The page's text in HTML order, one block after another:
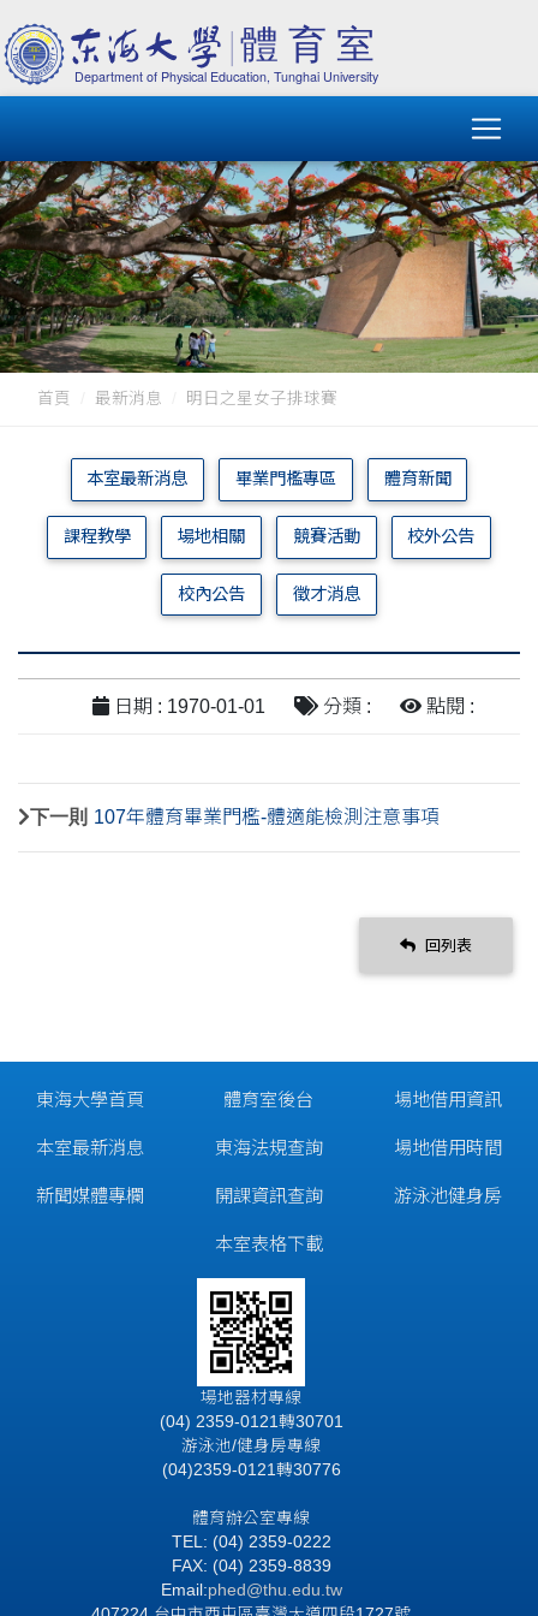
首頁 最新消息 明日之星女子排球賽
本室最新消息 畢業門檻專區 體育新聞
課程教學 場地相關 競賽活動 校外公告
校內公告 徵才消息
日期 : 1970-01-01 分類 : 點閱 :
下一則 107年體育畢業門檻-體適能檢測注意事項
回列表
東海大學首頁
本室最新消息
新聞媒體專欄
體育室後台
東海法規查詢
開課資訊查詢
本室表格下載
場地借用資訊
場地借用時間
游泳池健身房
場地器材專線
(04) 2359-0121轉30701
游泳池/健身房專線
(04)2359-0121轉30776
體育辦公室專線
TEL: (04) 2359-0222
FAX: (04) 2359-8839
Email:phed@thu.edu.tw